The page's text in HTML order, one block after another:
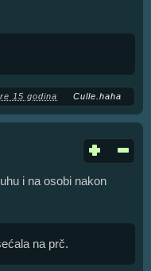
15 godina Culle.haha
i na osobi nakon
na prč.